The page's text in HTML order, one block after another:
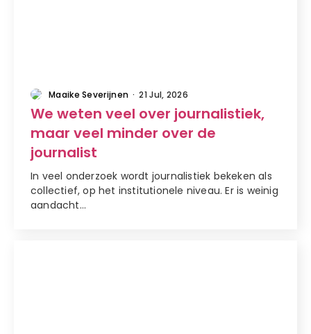
Maaike Severijnen · 21 Jul, 2026
We weten veel over journalistiek,
maar veel minder over de
journalist
In veel onderzoek wordt journalistiek bekeken als
collectief, op het institutionele niveau. Er is weinig
aandacht…